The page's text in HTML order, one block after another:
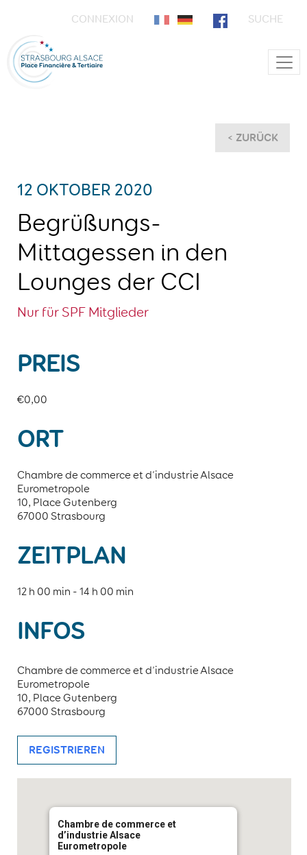
CONNEXION SUCHE
Main Navigation
< ZURÜCK
12 OKTOBER 2020
Begrüßungs-
Mittagessen in den
Lounges der CCI
Nur für SPF Mitglieder
PREIS
€0,00
ORT
Chambre de commerce et d’industrie Alsace
Eurometropole
10, Place Gutenberg
67000 Strasbourg
ZEITPLAN
12 h 00 min - 14 h 00 min
INFOS
Chambre de commerce et d’industrie Alsace
Eurometropole
10, Place Gutenberg
67000 Strasbourg
REGISTRIEREN
Chambre de commerce et
d’industrie Alsace
Eurometropole